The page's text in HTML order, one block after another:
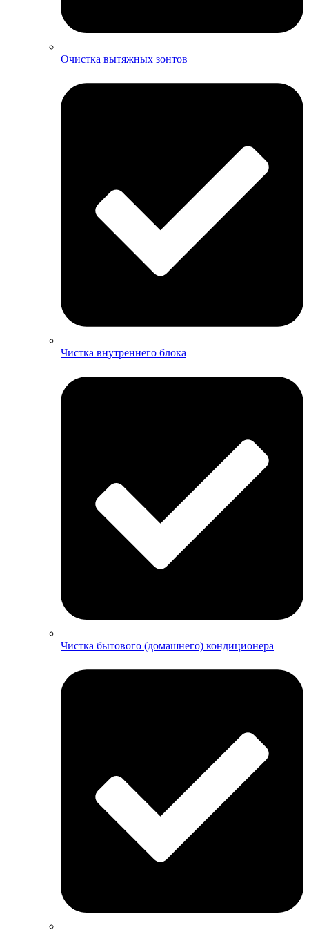
Очистка вытяжных зонтов
Чистка внутреннего блока
Чистка бытового (домашнего) кондиционера